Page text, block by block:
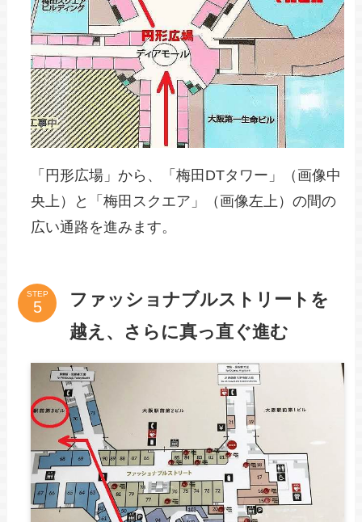
「円形広場」から、「梅田DTタワー」（画像中
央上）と「梅田スクエア」（画像左上）の間の
広い通路を進みます。
STEP
ファッショナブルストリートを
越え、さらに真っ直ぐ進む